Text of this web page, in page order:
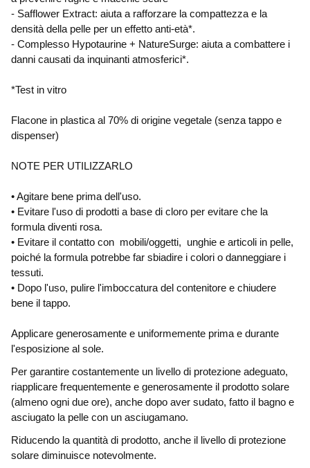
- Safflower Extract: aiuta a rafforzare la compattezza e la
densità della pelle per un effetto anti-età*.
- Complesso Hypotaurine + NatureSurge: aiuta a combattere i
danni causati da inquinanti atmosferici*.
*Test in vitro
Flacone in plastica al 70% di origine vegetale (senza tappo e
dispenser)
NOTE PER UTILIZZARLO
• Agitare bene prima dell'uso.
• Evitare l'uso di prodotti a base di cloro per evitare che la
formula diventi rosa.
• Evitare il contatto con mobili/oggetti, unghie e articoli in pelle,
poiché la formula potrebbe far sbiadire i colori o danneggiare i
tessuti.
• Dopo l'uso, pulire l'imboccatura del contenitore e chiudere
bene il tappo.
Applicare generosamente e uniformemente prima e durante
l'esposizione al sole.
Per garantire costantemente un livello di protezione adeguato,
riapplicare frequentemente e generosamente il prodotto solare
(almeno ogni due ore), anche dopo aver sudato, fatto il bagno e
asciugato la pelle con un asciugamano.
Riducendo la quantità di prodotto, anche il livello di protezione
solare diminuisce notevolmente.